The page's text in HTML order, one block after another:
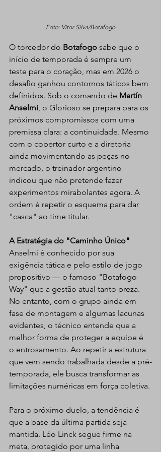
Foto: Vitor Silva/Botafogo
O torcedor do Botafogo sabe que o
início de temporada é sempre um
teste para o coração, mas em 2026 o
desafio ganhou contornos táticos bem
definidos. Sob o comando de Martín
Anselmi, o Glorioso se prepara para os
próximos compromissos com uma
premissa clara: a continuidade. Mesmo
com o cobertor curto e a diretoria
ainda movimentando as peças no
mercado, o treinador argentino
indicou que não pretende fazer
experimentos mirabolantes agora. A
ordem é repetir o esquema para dar
"casca" ao time titular.
A Estratégia do "Caminho Único"
Anselmi é conhecido por sua
exigência tática e pelo estilo de jogo
propositivo — o famoso "Botafogo
Way" que a gestão atual tanto preza.
No entanto, com o grupo ainda em
fase de montagem e algumas lacunas
evidentes, o técnico entende que a
melhor forma de proteger a equipe é
o entrosamento. Ao repetir a estrutura
que vem sendo trabalhada desde a pré-
temporada, ele busca transformar as
limitações numéricas em força coletiva.
Para o próximo duelo, a tendência é
que a base da última partida seja
mantida. Léo Linck segue firme na
meta, protegido por uma linha